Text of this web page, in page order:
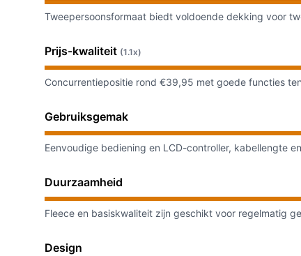
Tweepersoonsformaat biedt voldoende dekking voor
Prijs-kwaliteit (1.1x)
Concurrentiepositie rond €39,95 met goede functies
Gebruiksgemak
Eenvoudige bediening en LCD-controller, kabellengte
Duurzaamheid
Fleece en basiskwaliteit zijn geschikt voor regelmatig
Design